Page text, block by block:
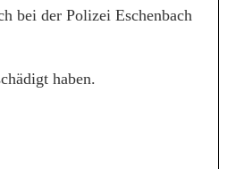
bei der Polizei Eschenbach
haben.